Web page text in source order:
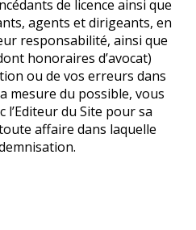
de licence ainsi que
agents et dirigeants, en
responsabilité, ainsi que
honoraires d’avocat)
ou de vos erreurs dans
mesure du possible, vous
l’Editeur du Site pour sa
affaire dans laquelle